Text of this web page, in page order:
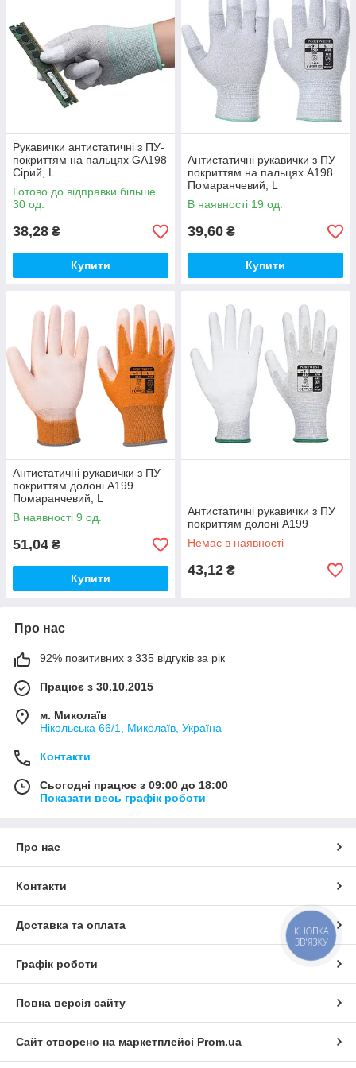
стандартам, сертифіковані за ГОСТ Р. Кожна пара рукавичок
антистатичних упакована в індивідуальну упаковку, що
дозволяє транспортувати і зберігати тривалий час, а також
швидко ідентифікувати розмір та тип рукавичок без розтину і
вилучення. Купити антистатичні рукавички в Москві або в
будь-якому іншому місті Росії і країн СНД, можна
звернувшись до нашим менеджерам по телефону або
Рукавички антистатичні з ПУ-
покриттям на пальцях GA198
Сірий, L
Готово до відправки більше
30 од.
38,28 ₴
Купити
Антистатичні рукавички з ПУ
покриттям на пальцях A198
Помаранчевий, L
В наявності 19 од.
39,60 ₴
Купити
Антистатичні рукавички з ПУ
покриттям долоні A199
Помаранчевий, L
В наявності 9 од.
51,04 ₴
Купити
Антистатичні рукавички з ПУ
покриттям долоні A199
Немає в наявності
43,12 ₴
Про нас
92% позитивних з 335 відгуків за рік
Працює з 30.10.2015
м. Миколаїв
Нікольська 66/1, Миколаїв, Україна
Контакти
Сьогодні працює з 09:00 до 18:00
Показати весь графік роботи
Про нас
Контакти
Доставка та оплата
Графік роботи
Повна версія сайту
Сайт створено на маркетплейсі Prom.ua
КНОПКА
ЗВ'ЯЗКУ